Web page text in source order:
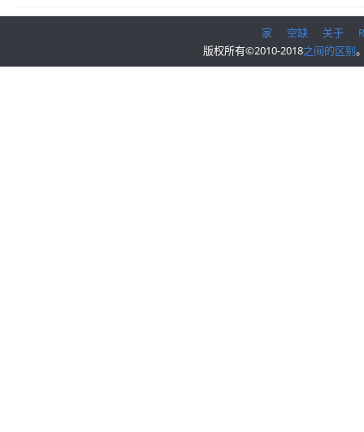
家 空缺 关于
版权所有©2010-2018之间的区别